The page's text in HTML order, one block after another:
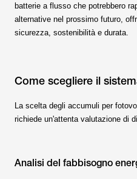
batterie a flusso che potrebbero
alternative nel prossimo futuro,
sicurezza, sostenibilità e durata.
Come scegliere il
La scelta degli accumuli per
richiede un'attenta valutazione di
Analisi del fabbisogno